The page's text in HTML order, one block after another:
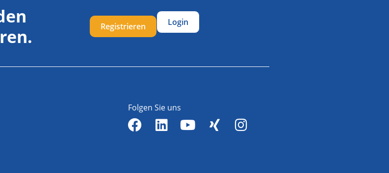
Registrieren Login
Folgen Sie uns